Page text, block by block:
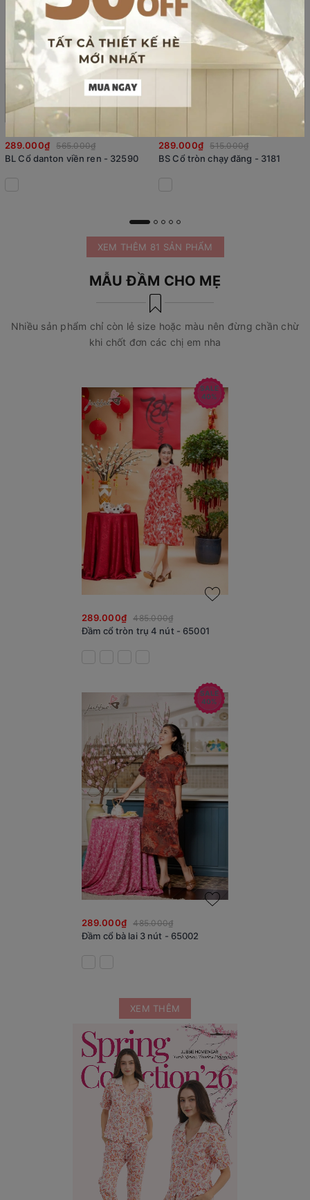
289.000₫ 565.000₫
BL Cổ danton viền ren - 32590
289.000₫ 515.000₫
BS Cổ tròn chạy đăng - 3181
XEM THÊM 81 SẢN PHẨM
MẪU ĐẦM CHO MẸ
Nhiều sản phẩm chỉ còn lẻ size hoặc màu nên đừng chần chừ
khi chốt đơn các chị em nha
SALE
40%
289.000₫ 485.000₫
Đầm cổ tròn trụ 4 nút - 65001
SALE
40%
289.000₫ 485.000₫
Đầm cổ bà lai 3 nút - 65002
XEM THÊM